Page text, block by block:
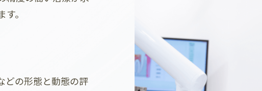
。
どの形態と動態の評